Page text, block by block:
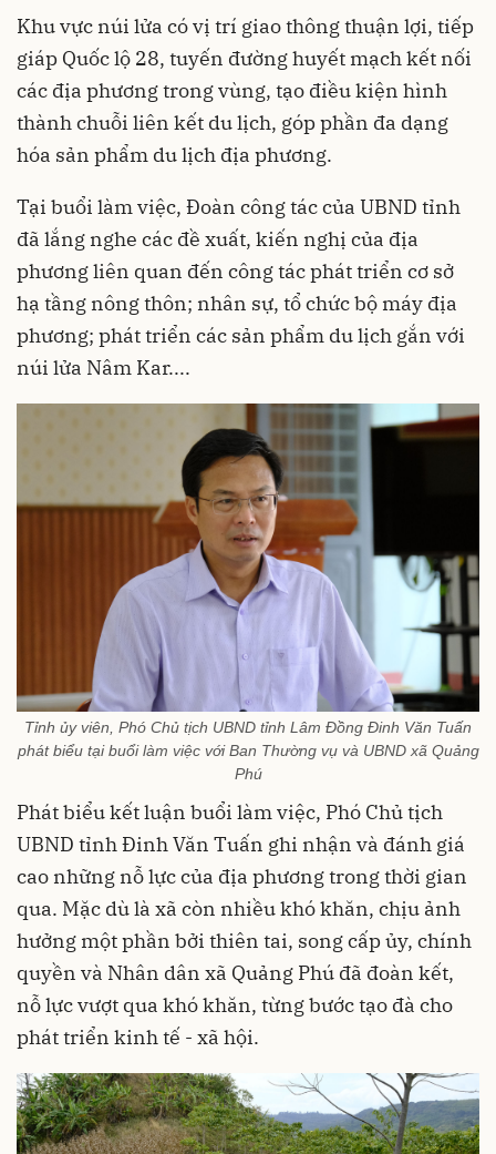
Khu vực núi lửa có vị trí giao thông thuận lợi, tiếp
giáp Quốc lộ 28, tuyến đường huyết mạch kết nối
các địa phương trong vùng, tạo điều kiện hình
thành chuỗi liên kết du lịch, góp phần đa dạng
hóa sản phẩm du lịch địa phương.
Tại buổi làm việc, Đoàn công tác của UBND tỉnh
đã lắng nghe các đề xuất, kiến nghị của địa
phương liên quan đến công tác phát triển cơ sở
hạ tầng nông thôn; nhân sự, tổ chức bộ máy địa
phương; phát triển các sản phẩm du lịch gắn với
núi lửa Nâm Kar....
Tỉnh ủy viên, Phó Chủ tịch UBND tỉnh Lâm Đồng Đinh Văn Tuấn
phát biểu tại buổi làm việc với Ban Thường vụ và UBND xã Quảng
Phú
Phát biểu kết luận buổi làm việc, Phó Chủ tịch
UBND tỉnh Đinh Văn Tuấn ghi nhận và đánh giá
cao những nỗ lực của địa phương trong thời gian
qua. Mặc dù là xã còn nhiều khó khăn, chịu ảnh
hưởng một phần bởi thiên tai, song cấp ủy, chính
quyền và Nhân dân xã Quảng Phú đã đoàn kết,
nỗ lực vượt qua khó khăn, từng bước tạo đà cho
phát triển kinh tế - xã hội.